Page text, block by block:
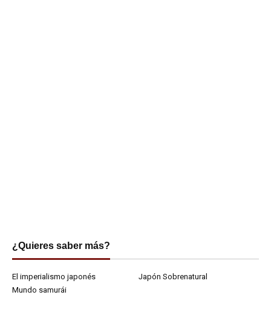
¿Quieres saber más?
El imperialismo japonés
Japón Sobrenatural
Mundo samurái